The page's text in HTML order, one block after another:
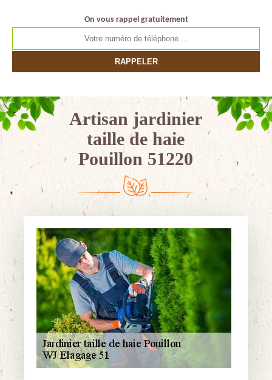
On vous rappel gratuitement
Artisan jardinier
taille de haie
Pouillon 51220